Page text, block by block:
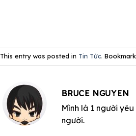
This entry was posted in Tin Tức.
BRUCE NGUYEN
Mình là 1 người
người.